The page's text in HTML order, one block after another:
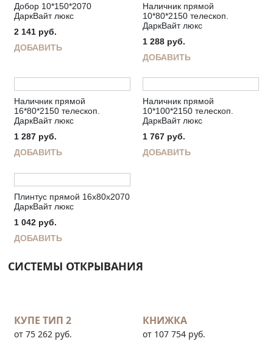
Добор 10*150*2070
ДаркВайт люкс
2 141 руб.
ДОБАВИТЬ
Наличник прямой
10*80*2150 телескоп.
ДаркВайт люкс
1 288 руб.
ДОБАВИТЬ
Наличник прямой
16*80*2150 телескоп.
ДаркВайт люкс
1 287 руб.
ДОБАВИТЬ
Наличник прямой
10*100*2150 телескоп.
ДаркВайт люкс
1 767 руб.
ДОБАВИТЬ
Плинтус прямой 16х80х2070
ДаркВайт люкс
1 042 руб.
ДОБАВИТЬ
СИСТЕМЫ ОТКРЫВАНИЯ
КУПЕ ТИП 2
от 75 262 руб.
КНИЖКА
от 107 754 руб.